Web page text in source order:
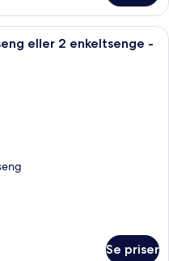
hotelværelse med en seng, et
eller 2 enkeltsenge -
Se priser